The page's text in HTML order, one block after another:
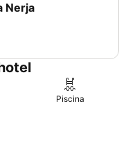
Nerja
Piscina